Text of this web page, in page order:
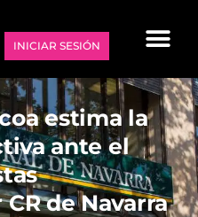
INICIAR SESIÓN
estima la
ante el
de Navarra